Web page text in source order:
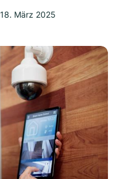
18. März 2025